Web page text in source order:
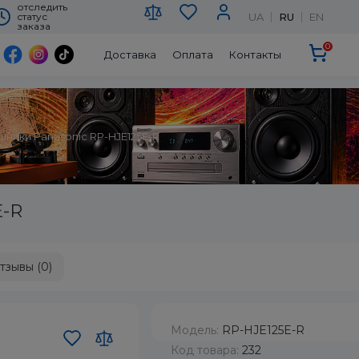
отследить
статус
заказа
UA RU EN
Доставка Оплата Контакты
0
Panasonic RP-HJE125E-R
R
(0)
Модель: RP-HJE125E-R
Код товара: 232